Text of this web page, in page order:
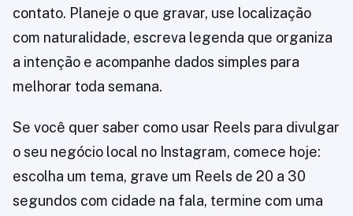
contato. Planeje o que gravar, use localização
com naturalidade, escreva legenda que organiza
a intenção e acompanhe dados simples para
melhorar toda semana.
Se você quer saber como usar Reels para divulgar
o seu negócio local no Instagram, comece hoje:
escolha um tema, grave um Reels de 20 a 30
segundos com cidade na fala, termine com uma